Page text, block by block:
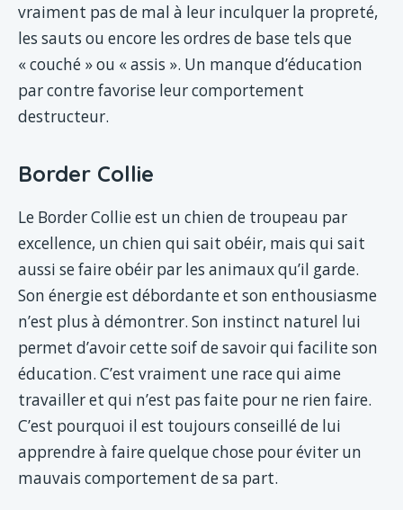
vraiment pas de mal à leur inculquer la propreté,
les sauts ou encore les ordres de base tels que
« couché » ou « assis ». Un manque d’éducation
par contre favorise leur comportement
destructeur.
Border Collie
Le Border Collie est un chien de troupeau par
excellence, un chien qui sait obéir, mais qui sait
aussi se faire obéir par les animaux qu’il garde.
Son énergie est débordante et son enthousiasme
n’est plus à démontrer. Son instinct naturel lui
permet d’avoir cette soif de savoir qui facilite son
éducation. C’est vraiment une race qui aime
travailler et qui n’est pas faite pour ne rien faire.
C’est pourquoi il est toujours conseillé de lui
apprendre à faire quelque chose pour éviter un
mauvais comportement de sa part.